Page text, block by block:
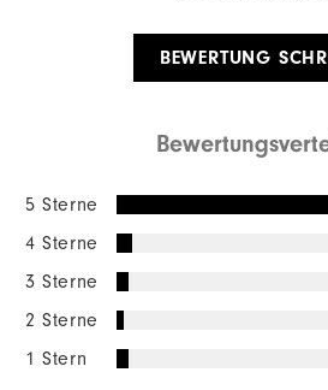
BEWERTUNG
5 Sterne
4 Sterne
3 Sterne
2 Sterne
1 Stern